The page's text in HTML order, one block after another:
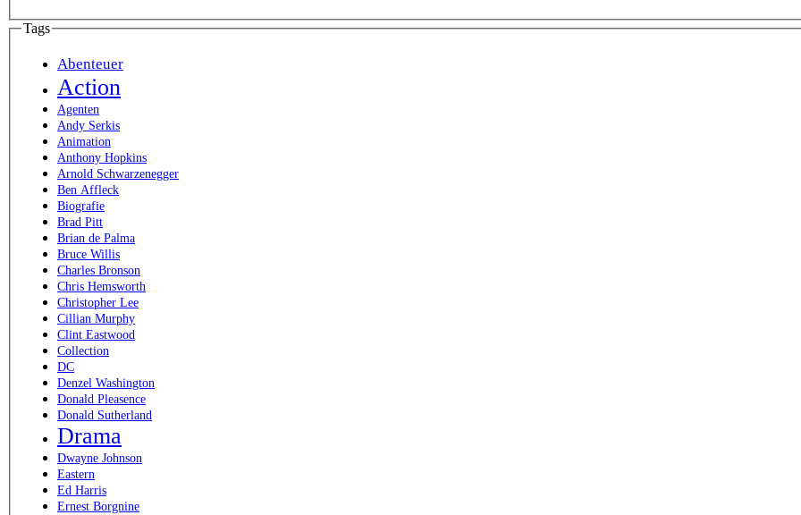
Tags
Abenteuer
Action
Agenten
Andy Serkis
Animation
Anthony Hopkins
Arnold Schwarzenegger
Ben Affleck
Biografie
Brad Pitt
Brian de Palma
Bruce Willis
Charles Bronson
Chris Hemsworth
Christopher Lee
Cillian Murphy
Clint Eastwood
Collection
DC
Denzel Washington
Donald Pleasence
Donald Sutherland
Drama
Dwayne Johnson
Eastern
Ed Harris
Ernest Borgnine